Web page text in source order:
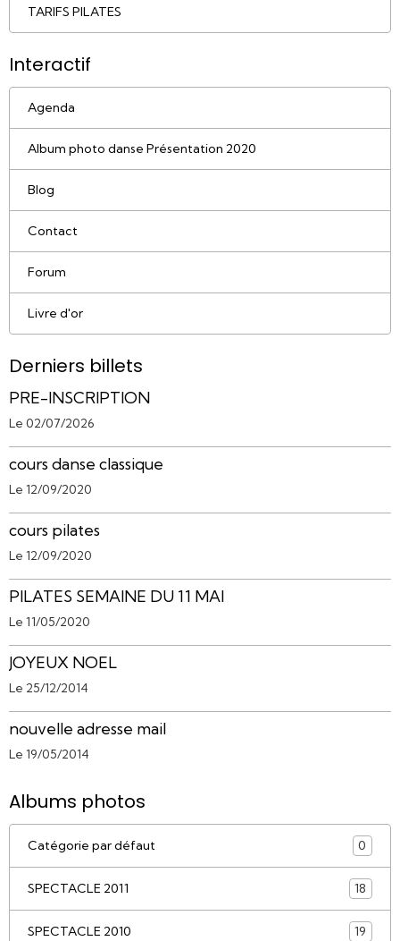
TARIFS PILATES
Interactif
Agenda
Album photo danse Présentation 2020
Blog
Contact
Forum
Livre d'or
Derniers billets
PRE-INSCRIPTION
Le 02/07/2026
cours danse classique
Le 12/09/2020
cours pilates
Le 12/09/2020
PILATES SEMAINE DU 11 MAI
Le 11/05/2020
JOYEUX NOEL
Le 25/12/2014
nouvelle adresse mail
Le 19/05/2014
Albums photos
Catégorie par défaut 0
SPECTACLE 2011 18
SPECTACLE 2010 19